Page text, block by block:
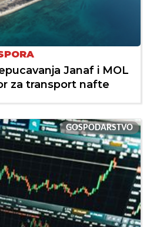
Janaf i MOL
za transport nafte
GOSPODARSTVO